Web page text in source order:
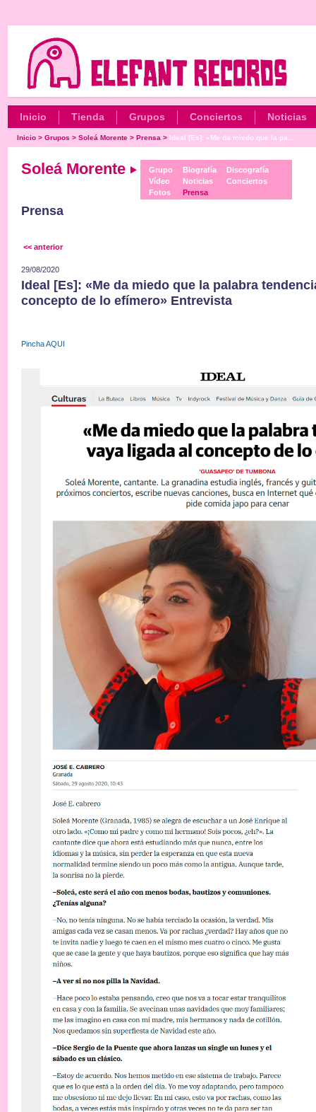
Inicio Tienda Grupos Conciertos Noticias
Inicio> Grupos > Soleá Morente> Prensa > Ideal [Es]: «Me da miedo que la pa...
Soleá Morente
Grupo
Vídeo
Fotos
Biografía
Noticias
Prensa
Discografía
Conciertos
Prensa
<< anterior
29/08/2020
Ideal [Es]: «Me da miedo que la palabra
concepto de lo efímero» Entrevista
Pincha AQUI